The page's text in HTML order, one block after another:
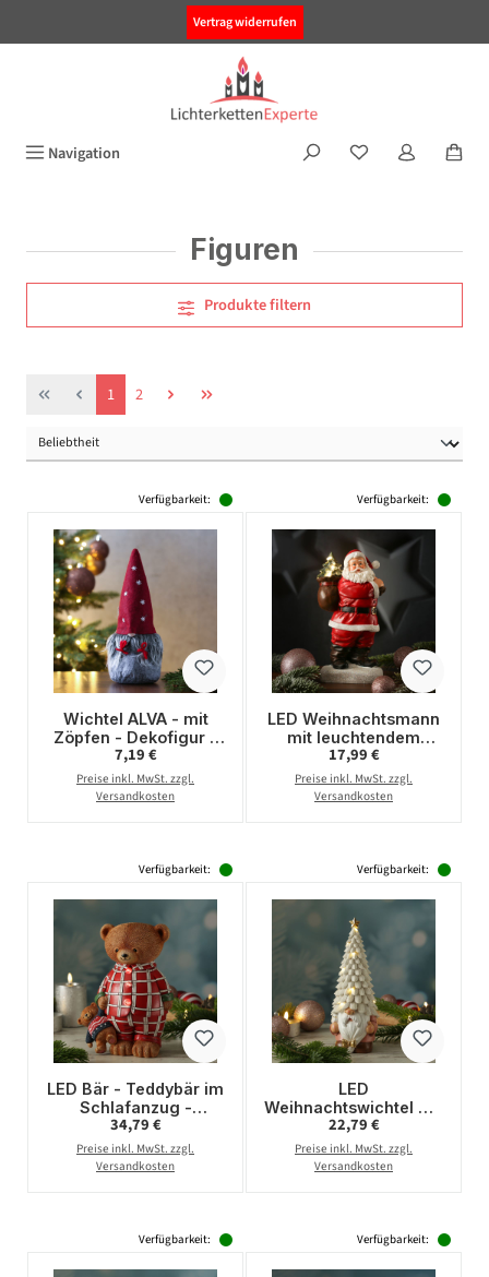
Vertrag widerrufen
Navigation
Figuren
Produkte filtern
Seite
1 Seite
2
Verfügbarkeit:
Wichtel ALVA - mit
Zöpfen - Dekofigur -
Filz - H: 25,5cm - rote
Mütze mit Sternen -
grau
Regulärer Preis:
7,19 €
Preise inkl. MwSt. zzgl.
Versandkosten
Verfügbarkeit:
LED Weihnachtsmann
mit leuchtendem
Tannenbaum -
Dekofigur aus
Polyresin - H: 30cm -
Regulärer Preis:
17,99 €
Preise inkl. MwSt. zzgl.
Versandkosten
Verfügbarkeit:
LED Bär - Teddybär im
Schlafanzug -
Dekofigur aus
Polyresin - H: 24cm -
Batterie - Timer
Regulärer Preis:
34,79 €
Preise inkl. MwSt. zzgl.
Versandkosten
Verfügbarkeit:
LED
Weihnachtswichtel mit
beleuchteter Mütze -
Dekofigur aus
Polyresin - H: 29cm -
Regulärer Preis:
22,79 €
Preise inkl. MwSt. zzgl.
Versandkosten
Verfügbarkeit: Verfügbarkeit: